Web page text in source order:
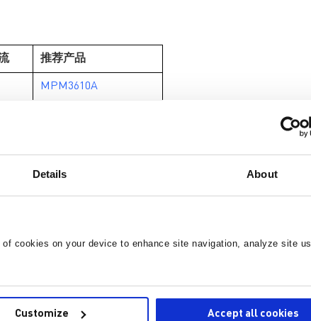
Details About
cookies on your device to enhance site navigation, analyze site
Customize Accept all cookies
推荐产品
MPM3610A
MPM3650C
MPM3695-10
MPM3695-25 (2x)
MPM3810A